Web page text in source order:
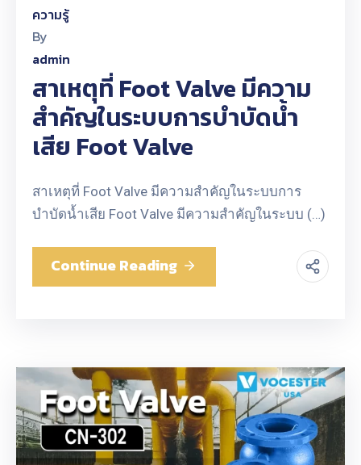
ความรู้
By
admin
สาเหตุที่ Foot Valve มีความ
สำคัญในระบบการบำบัดน้ำ
เสีย Foot Valve
สาเหตุที่ Foot Valve มีความสำคัญในระบบการ
บำบัดน้ำเสีย Foot Valve มีความสำคัญในระบบ (…)
Continue Reading